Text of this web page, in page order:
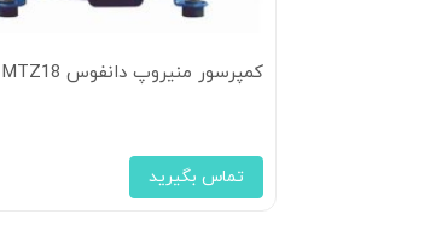
کمپرسور منیروپ دانفوس MTZ18 سه فاز
تماس بگیرید